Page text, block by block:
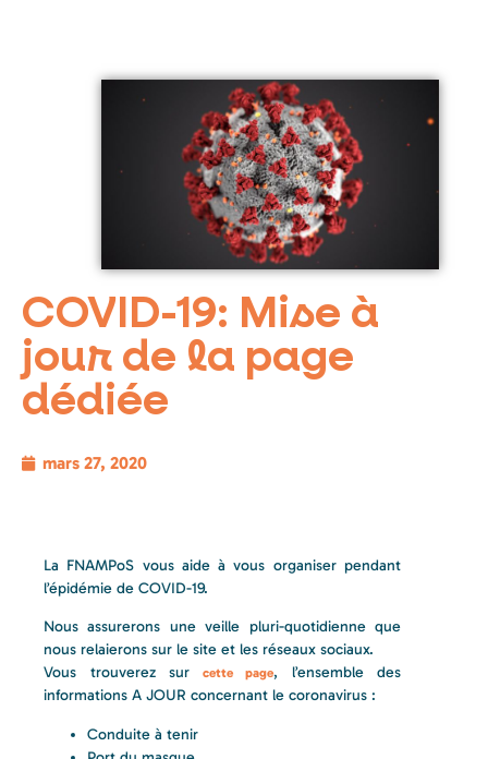
COVID-19: Mise à
jour de la page
dédiée
mars 27, 2020
La FNAMPoS vous aide à vous organiser pendant
l’épidémie de COVID-19.
Nous assurerons une veille pluri-quotidienne que
nous relaierons sur le site et les réseaux sociaux.
Vous trouverez sur cette page, l’ensemble des
informations A JOUR concernant le coronavirus :
Conduite à tenir